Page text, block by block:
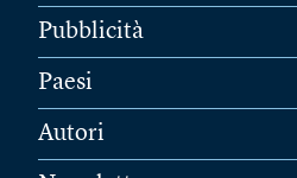
Pubblicità
Paesi
Autori